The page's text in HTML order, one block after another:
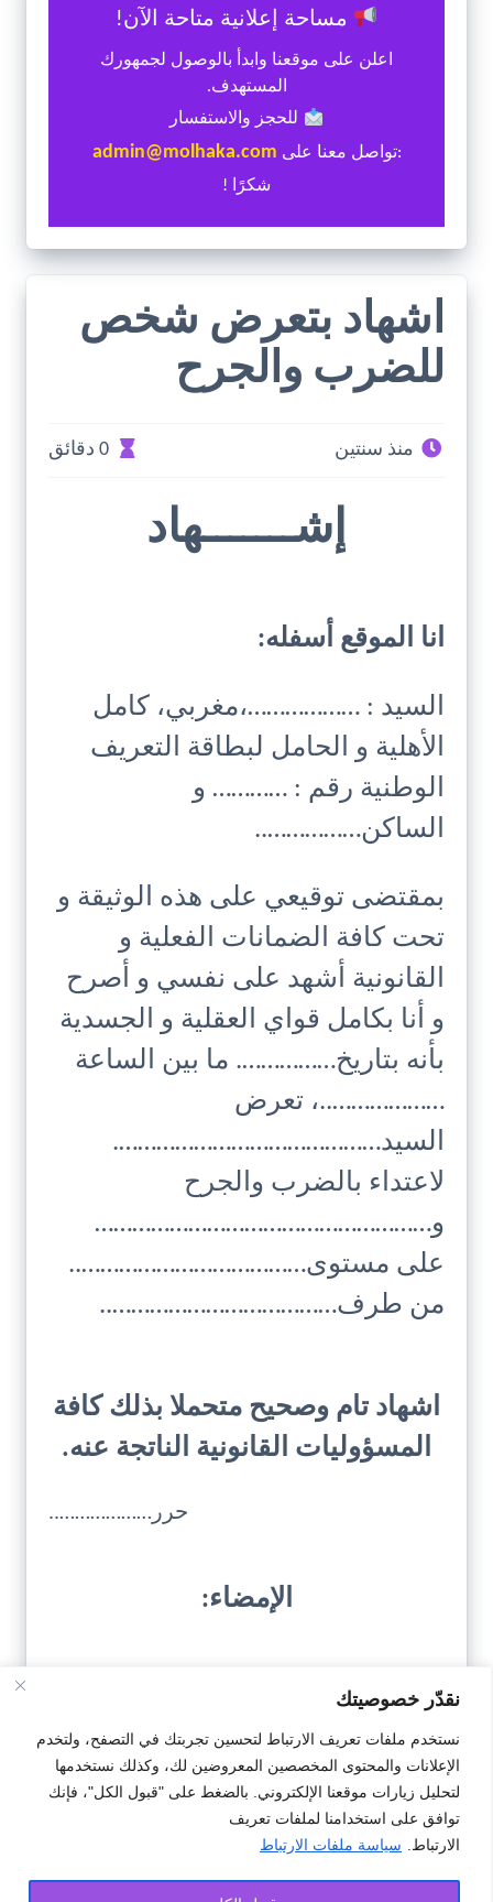
نقدّر خصوصيتك
نستخدم ملفات تعريف الارتباط لتحسين تجربتك في التصفح، ولتخدم
الإعلانات والمحتوى المخصصين المعروضين لك، وكذلك نستخدمها
لتحليل زيارات موقعنا الإلكتروني. بالضغط على "قبول الكل"، فإنك
توافق على استخدامنا لملفات تعريف
الارتباط.
سياسة ملفات الارتباط
مساحة إعلانية متاحة الآن!
اعلن على موقعنا وابدأ بالوصول لجمهورك
المستهدف.
للحجز والاستفسار
:تواصل معنا على admin@molhaka.com
شكرًا !
اشهاد بتعرض شخص
للضرب والجرح
منذ سنتين 0 دقائق
إشـــــــهاد
انا الموقع أسفله:
السيد : ………………،مغربي، كامل
الأهلية و الحامل لبطاقة التعريف
الوطنية رقم : ………… و
الساكن……………..
بمقتضى توقيعي على هذه الوثيقة و
تحت كافة الضمانات الفعلية و
القانونية أشهد على نفسي و أصرح
و أنا بكامل قواي العقلية و الجسدية
بأنه بتاريخ……………. ما بين الساعة
………………..، تعرض
السيد…………………………………….
لاعتداء بالضرب والجرح
و………………………………………………
على مستوى………………………………..
من طرف………………………………..
اشهاد تام وصحيح متحملا بذلك كافة
المسؤوليات القانونية الناتجة عنه.
حرر………………..
الإمضاء:
تحميل النمودج
#اشهاد #للضرب والجرح